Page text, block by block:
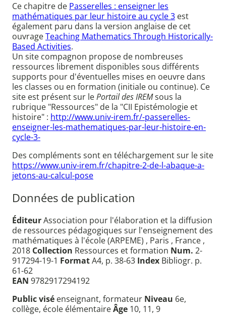
Ce chapitre de Passerelles : enseigner les
mathématiques par leur histoire au cycle 3 est
également paru dans la version anglaise de cet
ouvrageTeaching Mathematics Through Historically-
Based Activities.
Un site compagnon propose de nombreuses
ressources librement disponibles sous différents
supports pour d'éventuelles mises en oeuvre dans
les classes ou en formation (initiale ou continue). Ce
site est présent sur lePortail des IREMsous la
rubrique "Ressources" de la "CII Epistémologie et
histoire" : http://www.univ-irem.fr/-passerelles-
enseigner-les-mathematiques-par-leur-histoire-en-
cycle-3-
Des compléments sont en téléchargement sur le site
https://www.univ-irem.fr/chapitre-2-de-l-abaque-a-
jetons-au-calcul-pose
Données de publication
ÉditeurAssociation pour l'élaboration et la diffusion
de ressources pédagogiques sur l'enseignement des
mathématiques à l'école (ARPEME) , Paris , France ,
2018 Collection Ressources et formation Num. 2-
917294-19-1 FormatA4, p. 38-63 Index Bibliogr. p.
61-62
EAN 9782917294192
Public visé enseignant, formateur Niveau 6e,
collège, école élémentaireÂge 10, 11, 9